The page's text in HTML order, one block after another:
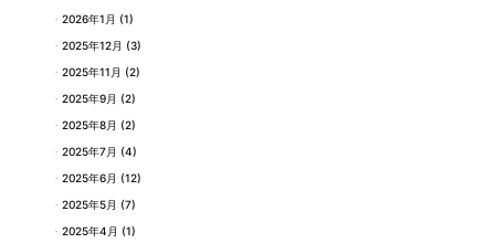
2026年1月 (1)
2025年12月 (3)
2025年11月 (2)
2025年9月 (2)
2025年8月 (2)
2025年7月 (4)
2025年6月 (12)
2025年5月 (7)
2025年4月 (1)